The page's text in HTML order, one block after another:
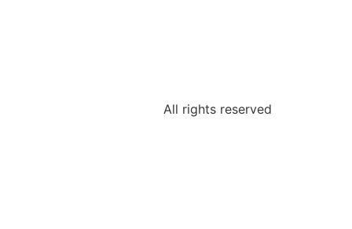
All rights reserved